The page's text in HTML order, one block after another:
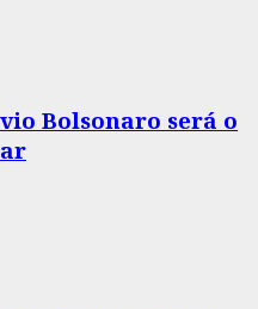
Bolsonaro será o